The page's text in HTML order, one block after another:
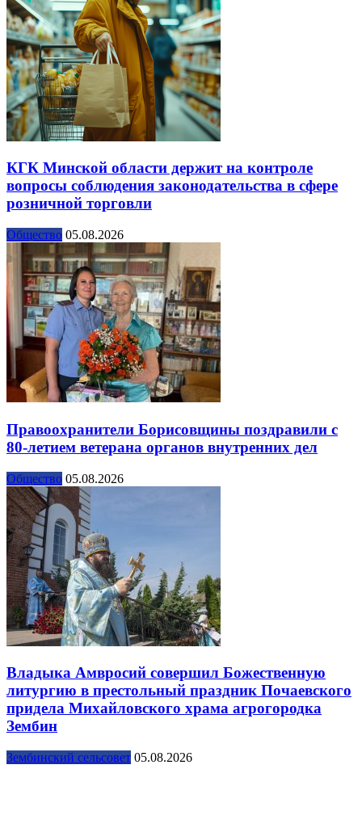
КГК Минской области держит на контроле
вопросы соблюдения законодательства в сфере
розничной торговли
Общество 05.08.2026
Правоохранители Борисовщины поздравили с
80-летием ветерана органов внутренних дел
Общество 05.08.2026
Владыка Амвросий совершил Божественную
литургию в престольный праздник Почаевского
придела Михайловского храма агрогородка
Зембин
Зембинский сельсовет 05.08.2026